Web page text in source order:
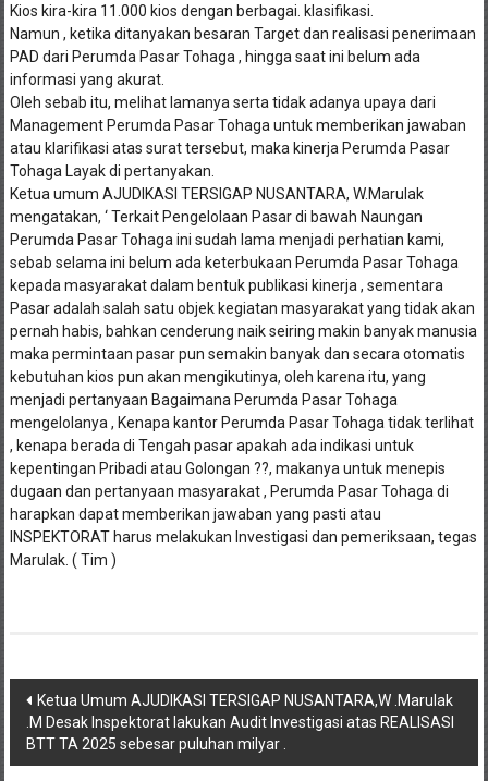
Kios kira-kira 11.000 kios dengan berbagai. klasifikasi.
Namun , ketika ditanyakan besaran Target dan realisasi penerimaan
PAD dari Perumda Pasar Tohaga , hingga saat ini belum ada
informasi yang akurat.
Oleh sebab itu, melihat lamanya serta tidak adanya upaya dari
Management Perumda Pasar Tohaga untuk memberikan jawaban
atau klarifikasi atas surat tersebut, maka kinerja Perumda Pasar
Tohaga Layak di pertanyakan.
Ketua umum AJUDIKASI TERSIGAP NUSANTARA, W.Marulak
mengatakan, ‘ Terkait Pengelolaan Pasar di bawah Naungan
Perumda Pasar Tohaga ini sudah lama menjadi perhatian kami,
sebab selama ini belum ada keterbukaan Perumda Pasar Tohaga
kepada masyarakat dalam bentuk publikasi kinerja , sementara
Pasar adalah salah satu objek kegiatan masyarakat yang tidak akan
pernah habis, bahkan cenderung naik seiring makin banyak manusia
maka permintaan pasar pun semakin banyak dan secara otomatis
kebutuhan kios pun akan mengikutinya, oleh karena itu, yang
menjadi pertanyaan Bagaimana Perumda Pasar Tohaga
mengelolanya , Kenapa kantor Perumda Pasar Tohaga tidak terlihat
, kenapa berada di Tengah pasar apakah ada indikasi untuk
kepentingan Pribadi atau Golongan ??, makanya untuk menepis
dugaan dan pertanyaan masyarakat , Perumda Pasar Tohaga di
harapkan dapat memberikan jawaban yang pasti atau
INSPEKTORAT harus melakukan Investigasi dan pemeriksaan, tegas
Marulak. ( Tim )
Navigasi
pos
Ketua Umum AJUDIKASI TERSIGAP NUSANTARA,W .Marulak
.M Desak Inspektorat lakukan Audit Investigasi atas REALISASI
BTT TA 2025 sebesar puluhan milyar .